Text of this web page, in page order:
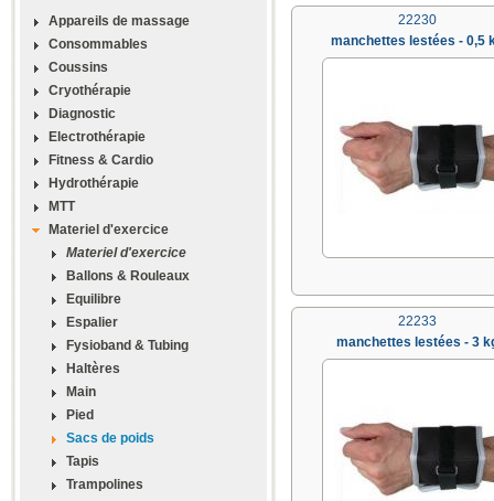
Appareils de massage
Consommables
Coussins
Cryothérapie
Diagnostic
Electrothérapie
Fitness & Cardio
Hydrothérapie
MTT
Materiel d'exercice
Materiel d'exercice
Ballons & Rouleaux
Equilibre
Espalier
Fysioband & Tubing
Haltères
Main
Pied
Sacs de poids
Tapis
Trampolines
22230
manchettes lestées - 0,5
22233
manchettes lestées - 3